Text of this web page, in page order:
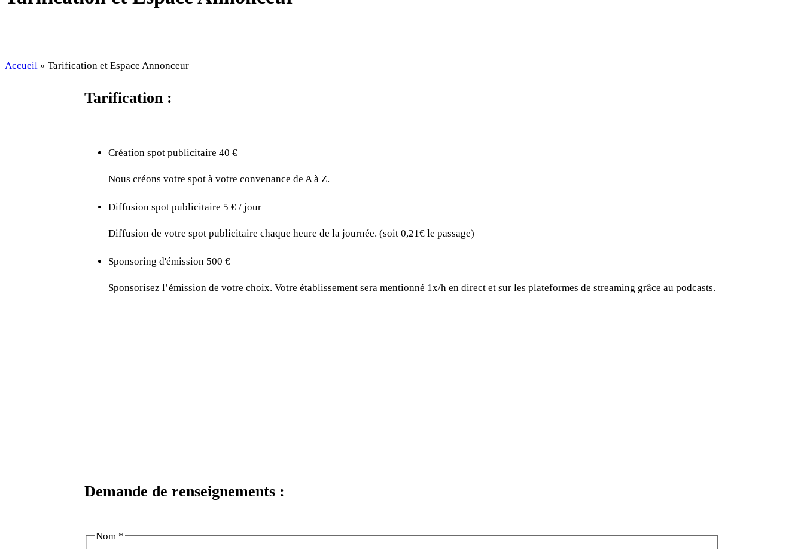
Accueil » Tarification et Espace Annonceur
Tarification :
Création spot publicitaire 40 €
Nous créons votre spot à votre convenance de A à Z.
Diffusion spot publicitaire 5 € / jour
Diffusion de votre spot publicitaire chaque heure de la journée. (soit 0,21€ le passage)
Sponsoring d'émission 500 €
Sponsorisez l’émission de votre choix. Votre établissement sera mentionné 1x/h en direct et sur les plateformes de streaming grâce au podcasts.
Demande de renseignements :
Nom *